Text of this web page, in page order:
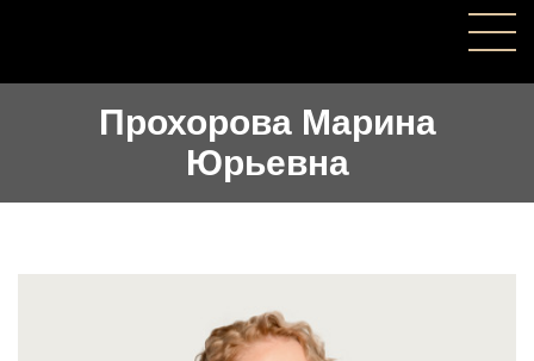
Прохорова Марина
Юрьевна